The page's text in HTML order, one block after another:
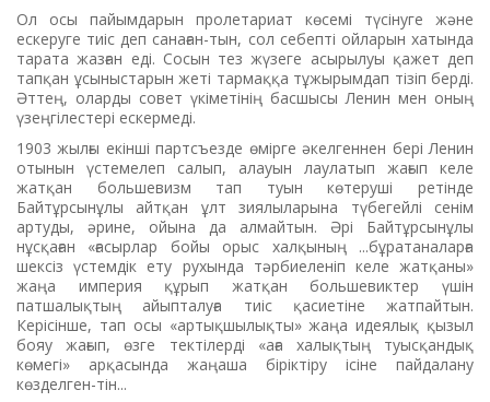
Ол осы пайымдарын пролетариат көсемі түсінуге және
ескеруге тиіс деп санаған-тын, сол себепті ойларын хатында
тарата жазған еді. Сосын тез жүзеге асырылуы қажет деп
тапқан ұсыныстарын жеті тармаққа тұжырымдап тізіп берді.
Әттең, оларды совет үкіметінің басшысы Ленин мен оның
үзеңгілестері ескермеді.
1903 жылғы екінші партсъезде өмірге әкелгеннен бері Ленин
отынын үстемелеп салып, алауын лаулатып жағып келе
жатқан большевизм тап туын көтеруші ретінде
Байтұрсынұлы айтқан ұлт зиялыларына түбегейлі сенім
артуды, әрине, ойына да алмайтын. Әрі Байтұрсынұлы
нұсқаған «ғасырлар бойы орыс халқының ...бұратаналарға
шексіз үстемдік ету рухында тәрбиеленіп келе жатқаны»
жаңа империя құрып жатқан большевиктер үшін
патшалықтың айыпталуға тиіс қасиетіне жатпайтын.
Керісінше, тап осы «артықшылықты» жаңа идеялық қызыл
бояу жағып, өзге тектілерді «аға халықтың туысқандық
көмегі» арқасында жаңаша біріктіру ісіне пайдалану
көзделген-тін...